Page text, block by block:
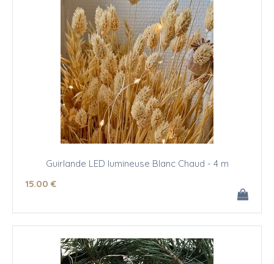
Guirlande LED lumineuse Blanc Chaud - 4 m
15.00 €